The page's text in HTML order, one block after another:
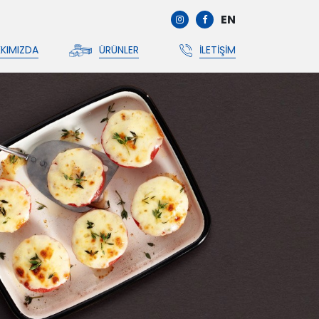
EN
ÜRÜNLER İLETIŞIM